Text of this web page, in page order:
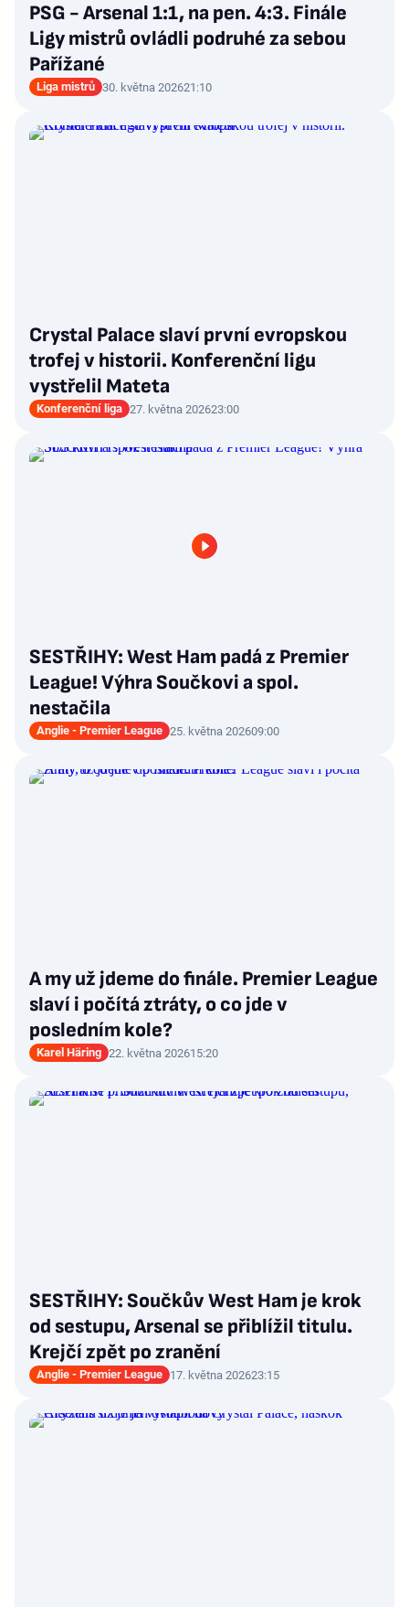
PSG - Arsenal 1:1, na pen. 4:3. Finále
Ligy mistrů ovládli podruhé za sebou
Pařížané
Liga mistrů 30. května 202621:10
Crystal Palace slaví první evropskou
trofej v historii. Konferenční ligu
vystřelil Mateta
Konferenční liga 27. května 202623:00
SESTŘIHY: West Ham padá z Premier
League! Výhra Součkovi a spol.
nestačila
Anglie - Premier League 25. května 202609:00
A my už jdeme do finále. Premier League
slaví i počítá ztráty, o co jde v
posledním kole?
Karel Häring 22. května 202615:20
SESTŘIHY: Součkův West Ham je krok
od sestupu, Arsenal se přiblížil titulu.
Krejčí zpět po zranění
Anglie - Premier League 17. května 202623:15